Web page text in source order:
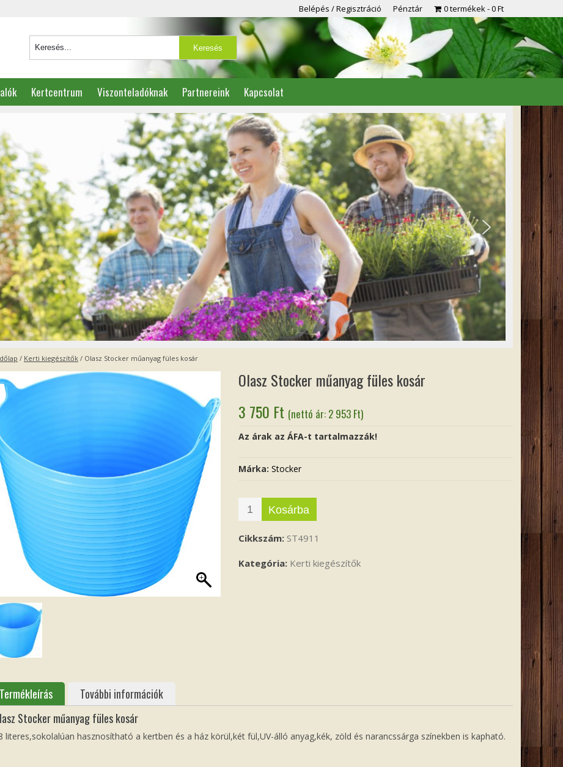
Belépés / Regisztráció Pénztár 0 termékek 0 Ft
Kertcentrum Viszonteladóknak Partnereink Kapcsolat
/ Kerti kiegészítők / Olasz Stocker műanyag füles kosár
Olasz Stocker műanyag füles kosár
3 750 Ft (nettó ár: 2 953 Ft)
Az árak az ÁFA-t tartalmazzák!
Márka: Stocker
Kosárba
Cikkszám: ST4911
Kategória: Kerti kiegészítők
Termékleírás
További információk
Stocker műanyag füles kosár
literes,sokolalúan hasznosítható a kertben és a ház körül,két fül,UV-álló anyag,kék, zöld és narancssárga színekben is kapható.